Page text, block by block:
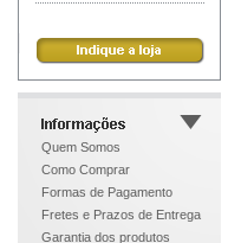
Quem Somos
Como Comprar
Formas de Pagamento
Fretes e Prazos de Entrega
Garantia dos produtos